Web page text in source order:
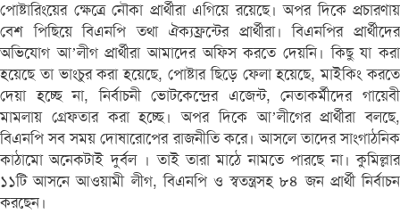
পোষ্টারিংয়ের ক্ষেত্রে নৌকা প্রার্থীরা এগিয়ে রয়েছে। অপর দিকে প্রচারণায়
বেশ পিছিয়ে বিএনপি তথা ঐক্যফ্রন্টের প্রার্থীরা। বিএনপির প্রার্থীদের
অভিযোগ আ’লীগ প্রার্থীরা আমাদের অফিস করতে দেয়নি। কিছু যা করা
হয়েছে তা ভাংচুর করা হয়েছে, পোষ্টার ছিড়ে ফেলা হয়েছে, মাইকিং করতে
দেয়া হচ্ছে না, নির্বাচনী ভোটকেন্দ্রের এজেন্ট, নেতাকর্মীদের গায়েবী
মামলায় গ্রেফতার করা হচ্ছে। অপর দিকে আ’লীগের প্রার্থীরা বলছে,
বিএনপি সব সময় দোষারোপের রাজনীতি করে। আসলে তাদের সাংগাঠনিক
কাঠামো অনেকটাই দুর্বল । তাই তারা মাঠে নামতে পারছে না। কুমিল্লার
১১টি আসনে আওয়ামী লীগ, বিএনপি ও স্বতন্ত্রসহ ৮৪ জন প্রার্থী নির্বাচন
করছেন।